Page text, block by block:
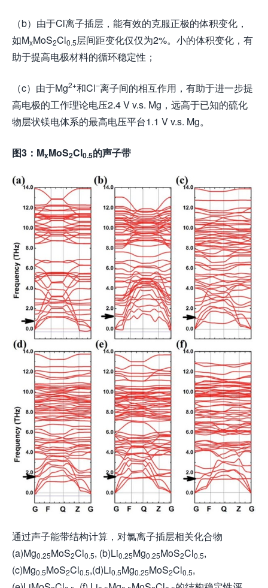
（b）由于Cl离子插层，能有效的克服正极的体积变化，
如MxMoS2Cl0.5层间距变化仅仅为2%。小的体积变化，有
助于提高电极材料的循环稳定性；
（c）由于Mg2+和Cl–离子间的相互作用，有助于进一步提
高电极的工作理论电压2.4 V v.s. Mg，远高于已知的硫化
物层状镁电体系的最高电压平台1.1 V v.s. Mg。
图3： MxMoS2Cl0.5的声子带
通过声子能带结构计算，对氯离子插层相关化合物
(a)Mg0.25MoS2Cl0.5, (b)Li0.25Mg0.25MoS2Cl0.5,
(c)Mg0.5MoS2Cl0.5,(d)Li0.5Mg0.25MoS2Cl0.5,